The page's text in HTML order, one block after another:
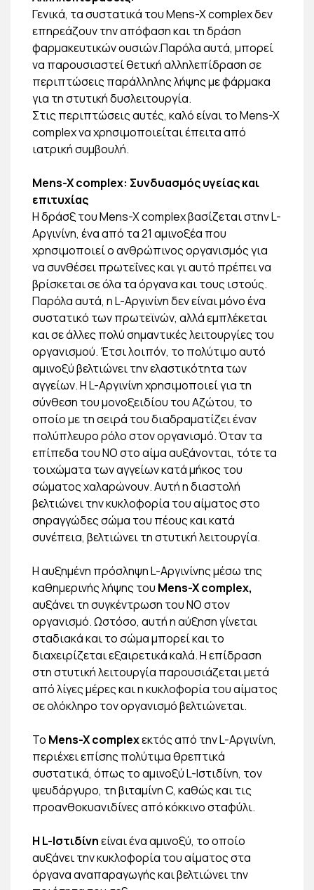
Γενικά, τα συστατικά του Mens-X complex δεν
επηρεάζουν την απόφαση και τη δράση
φαρμακευτικών ουσιών.Παρόλα αυτά, μπορεί
να παρουσιαστεί θετική αλληλεπίδραση σε
περιπτώσεις παράλληλης λήψης με φάρμακα
για τη στυτική δυσλειτουργία.
Στις περιπτώσεις αυτές, καλό είναι το Mens-X
complex να χρησιμοποιείται έπειτα από
ιατρική συμβουλή.
Mens-X complex: Συνδυασμός υγείας και
επιτυχίας
Η δράσξ του Mens-X complex βασίζεται στην L-
Αργινίνη, ένα από τα 21 αμινοξέα που
χρησιμοποιεί ο ανθρώπινος οργανισμός για
να συνθέσει πρωτεΐνες και γι αυτό πρέπει να
βρίσκεται σε όλα τα όργανα και τους ιστούς.
Παρόλα αυτά, η L-Αργινίνη δεν είναι μόνο ένα
συστατικό των πρωτεϊνών, αλλά εμπλέκεται
και σε άλλες πολύ σημαντικές λειτουργίες του
οργανισμού. Έτσι λοιπόν, το πολύτιμο αυτό
αμινοξύ βελτιώνει την ελαστικότητα των
αγγείων. Η L-Αργινίνη χρησιμοποιεί για τη
σύνθεση του μονοξειδίου του Αζώτου, το
οποίο με τη σειρά του διαδραματίζει έναν
πολύπλευρο ρόλο στον οργανισμό. Όταν τα
επίπεδα του ΝΟ στο αίμα αυξάνονται, τότε τα
τοιχώματα των αγγείων κατά μήκος του
σώματος χαλαρώνουν. Αυτή η διαστολή
βελτιώνει την κυκλοφορία του αίματος στο
σηραγγώδες σώμα του πέους και κατά
συνέπεια, βελτιώνει τη στυτική λειτουργία.
Η αυξημένη πρόσληψη L-Αργινίνης μέσω της
καθημερινής λήψης του Mens-X complex,
αυξάνει τη συγκέντρωση του NO στον
οργανισμό. Ωστόσο, αυτή η αύξηση γίνεται
σταδιακά και το σώμα μπορεί και το
διαχειρίζεται εξαιρετικά καλά. Η επίδραση
στη στυτική λειτουργία παρουσιάζεται μετά
από λίγες μέρες και η κυκλοφορία του αίματος
σε ολόκληρο τον οργανισμό βελτιώνεται.
Το Mens-X complexεκτός από την L-Αργινίνη,
περιέχει επίσης πολύτιμα θρεπτικά
συστατικά, όπως το αμινοξύ L-Ιστιδίνη, τον
ψευδάργυρο, τη βιταμίνη C, καθώς και τις
προανθοκυανιδίνες από κόκκινο σταφύλι.
Η L-Ιστιδίνηείναι ένα αμινοξύ, το οποίο
αυξάνει την κυκλοφορία του αίματος στα
όργανα αναπαραγωγής και βελτιώνει την